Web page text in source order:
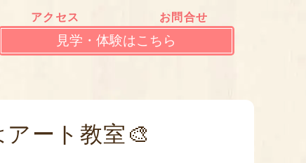
アクセス お問合せ
見学・体験はこちら
ート教室🎨